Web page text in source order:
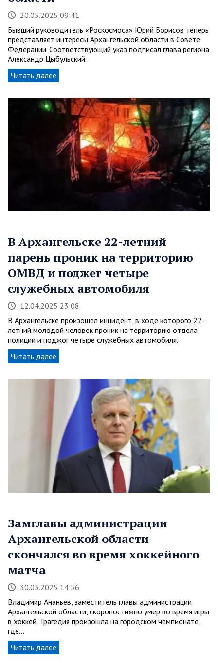
20.05.2025 09:41
Бывший руководитель «Роскосмоса» Юрий Борисов теперь
представляет интересы Архангельской области в Совете
Федерации. Соответствующий указ подписал глава региона
Александр Цыбульский.
Читать далее
В Архангельске 22-летний
парень проник на территорию
ОМВД и поджег четыре
служебных автомобиля
12.04.2025 23:08
В Архангельске произошел инцидент, в ходе которого 22-
летний молодой человек проник на территорию отдела
полиции и поджог четыре служебных автомобиля.
Читать далее
Замглавы администрации
Архангельской области
скончался во время хоккейного
матча
30.03.2025 14:56
Владимир Ананьев, заместитель главы администрации
Архангельской области, скоропостижно умер во время игры
в хоккей. Трагедия произошла на городском чемпионате,
где…
Читать далее